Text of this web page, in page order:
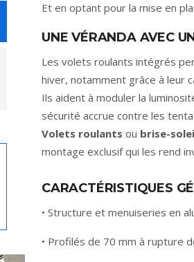
Et en optant pour la mise en
UNE VÉRANDA AVEC
Les volets roulants intégrés
hiver, notamment grâce à leur
Ils aident à moduler la
sécurité accrue contre les
Volets roulants ou brise-
montage exclusif qui les rend
CARACTÉRISTIQUES
• Structure et menuiseries en
• Profilés de 70 mm à rupture